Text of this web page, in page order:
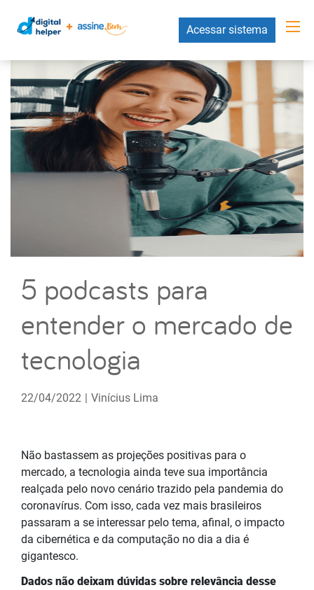
Acessar sistema
5 podcasts para
entender o mercado de
tecnologia
22/04/2022 | Vinícius Lima
Não bastassem as projeções positivas para o
mercado, a tecnologia ainda teve sua importância
realçada pelo novo cenário trazido pela pandemia do
coronavírus. Com isso, cada vez mais brasileiros
passaram a se interessar pelo tema, afinal, o impacto
da cibernética e da computação no dia a dia é
gigantesco.
Dados não deixam dúvidas sobre relevância desse